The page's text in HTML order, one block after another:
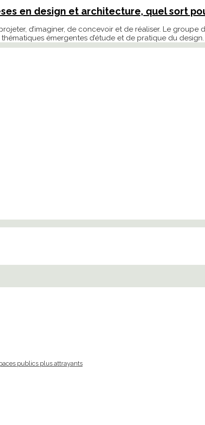
en design et architecture, quel sort
d’imaginer, de concevoir et de réaliser. Le
émergentes d’étude et de pratique du design.
publics plus attrayants